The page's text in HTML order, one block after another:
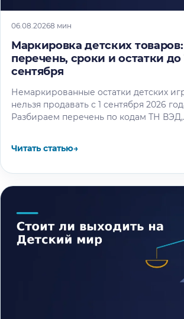
06.08.20268 мин
Маркировка детских товаров:
перечень, сроки и остатки до
сентября
Немаркированные остатки детских
нельзя продавать с 1 сентября 2026
Разбираем перечень по кодам ТН ВЭД,
Читать статью→